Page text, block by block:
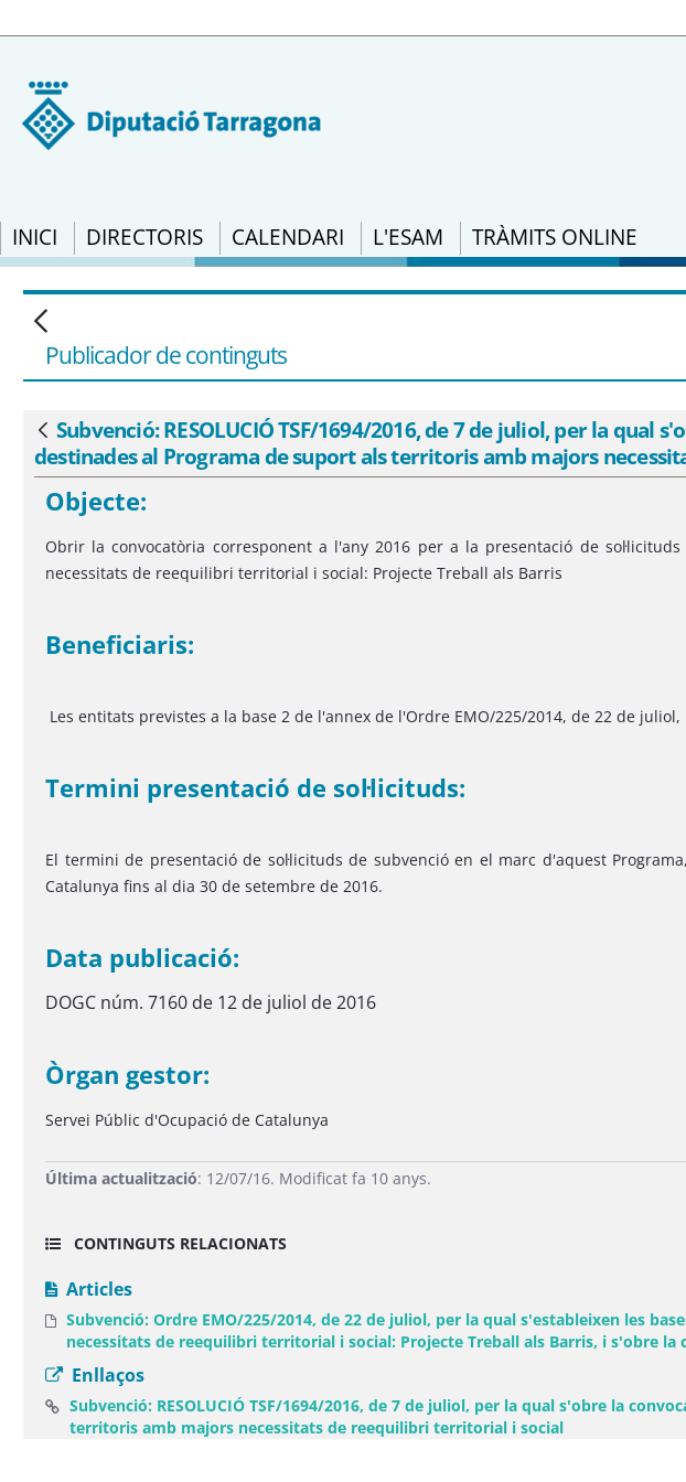
INICI DIRECTORIS CALENDARI L'ESAM TRÀMITS ONLINE
Subvenció: RESOLUCIÓ TSF/1694/2016, de 7 de juliol,
concessió de subvencions destinades al Programa
i social: Projecte Treball als Barris - eSAM
Publicador de continguts
Vés enrere
Subvenció: RESOLUCIÓ TSF/1694/2016, de 7 de juliol, per la
destinades al Programa de suport als territoris amb majors
Objecte:
Obrir la convocatòria corresponent a l'any 2016 per a la presentació de
necessitats de reequilibri territorial i social: Projecte Treball als Barris
Beneficiaris:
Les entitats previstes a la base 2 de l'annex de l'Ordre EMO/225/2014, de 22 de
Termini presentació de sol·licituds:
El termini de presentació de sol·licituds de subvenció en el marc d'aquest
Catalunya fins al dia 30 de setembre de 2016.
Data publicació:
DOGC núm. 7160 de 12 de juliol de 2016
Òrgan gestor:
Servei Públic d'Ocupació de Catalunya
Última actualització: 12/07/16. Modificat fa 10 anys.
CONTINGUTS RELACIONATS
Articles
Subvenció: Ordre EMO/225/2014, de 22 de juliol, per la qual s'estableixen les
necessitats de reequilibri territorial i social: Projecte Treball als Barris, i s'obre la
Enllaços
Subvenció: RESOLUCIÓ TSF/1694/2016, de 7 de juliol, per la qual s'obre la
territoris amb majors necessitats de reequilibri territorial i social(Obre una